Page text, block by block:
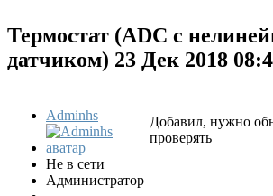
Термостат (ADC с
датчиком) 23 Дек 2018
Adminhs
Не в сети
Администратор
Добавил, нужно
проверять